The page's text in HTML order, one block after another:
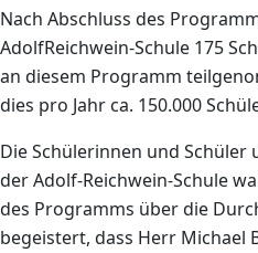
Nach Abschluss des
AdolfReichwein-Schule 175
an diesem Programm
dies pro Jahr ca. 150.000
Die Schülerinnen und
der Adolf-Reichwein-Schule
des Programms über die
begeistert, dass Herr Michael